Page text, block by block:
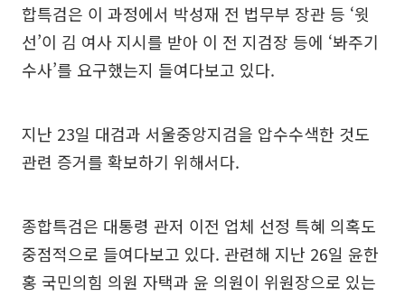
합특검은 이 과정에서 박성재 전 법무부 장관 등 ‘윗
선’이 김 여사 지시를 받아 이 전 지검장 등에 ‘봐주기
수사’를 요구했는지 들여다보고 있다.
지난 23일 대검과 서울중앙지검을 압수수색한 것도
관련 증거를 확보하기 위해서다.
종합특검은 대통령 관저 이전 업체 선정 특혜 의혹도
중점적으로 들여다보고 있다. 관련해 지난 26일 윤한
홍 국민의힘 의원 자택과 윤 의원이 위원장으로 있는